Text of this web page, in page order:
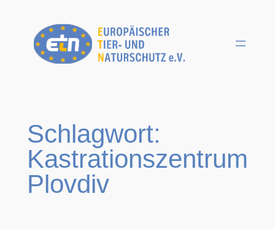
springen
Schlagwort:
Kastrationszentrum
Plovdiv